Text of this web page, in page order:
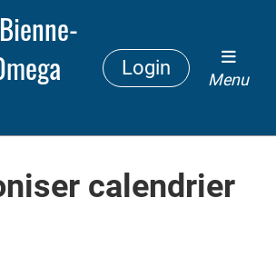
Login
Menu
calendrier